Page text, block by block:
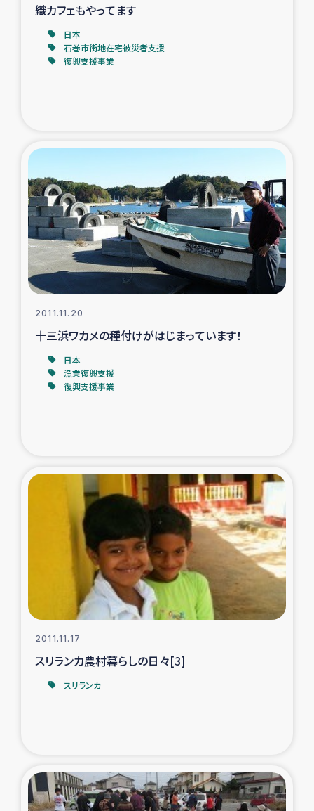
ミャンマー緊急支援
タイ国境ミャンマー移民子ども支援
漁民によるマングローブ植林活動
レバノンでのシリア難民への食糧・越冬支援
レバノンにおける緊急支援
レバノンでのシリア難民への教育支援事業
レバノンでのシリア難民・レバノン人への農業支援
石巻市街地在宅被災者支援
復興応援隊の活動
仮設住宅生活支援・農業復興支援
漁業復興支援
経済自立支援事業
ガザ地区における羊の畜産支援
織カフェもやってます
日本
石巻市街地在宅被災者支援
復興支援事業
2011.11.20
十三浜ワカメの種付けがはじまっています！
日本
漁業復興支援
復興支援事業
2011.11.17
スリランカ農村暮らしの日々[3]
スリランカ